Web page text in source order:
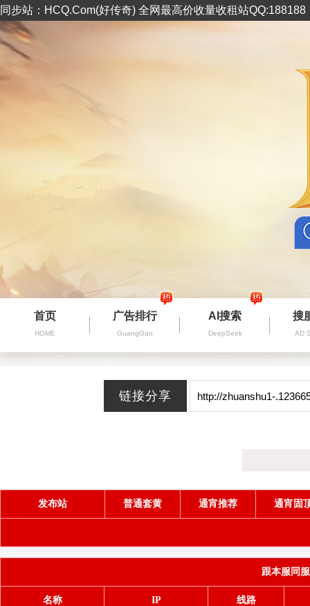
同步站：HCQ.Com(好传奇) 全网最高价收量收租站
首页
HOME
广告排行
GuangGao
AI搜索
DeepSeek
搜
AD
发布站 普通套黄 通宵推荐 通宵固
跟本服同
名称 IP 线路